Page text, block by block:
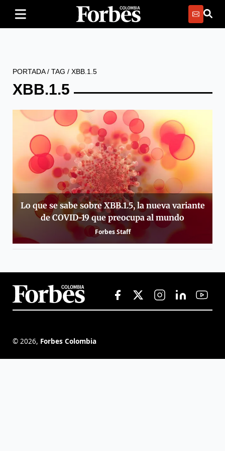
PORTADA/ TAG / XBB.1.5
XBB.1.5
Lo que se sabe sobre XBB.1.5, la nueva variante
de COVID-19 que preocupa al mundo
Forbes Staff
© 2026, Forbes Colombia